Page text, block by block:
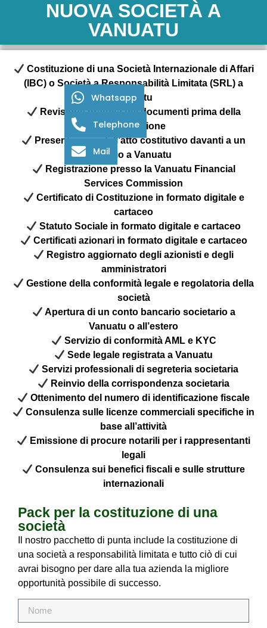
NUOVA SOCIETÀ A
VANUATU
Costituzione di una Società Internazionale di Affari
(IBC) o Società a Responsabilità Limitata (SRL) a
Vanuatu
Revisione gratuita dei documenti prima della
presentazione
Presentazione dell’atto costitutivo davanti a un
notaio a Vanuatu
Registrazione presso la Vanuatu Financial
Services Commission
Certificato di Costituzione in formato digitale e
cartaceo
Statuto Sociale in formato digitale e cartaceo
Certificati azionari in formato digitale e cartaceo
Registro aggiornato degli azionisti e degli
amministratori
Gestione della conformità legale e regolatoria della
società
Apertura di un conto bancario societario a
Vanuatu o all’estero
Servizio di conformità AML e KYC
Sede legale registrata a Vanuatu
Servizi professionali di segreteria societaria
Reinvio della corrispondenza societaria
Ottenimento del numero di identificazione fiscale
Consulenza sulle licenze commerciali specifiche in
base all’attività
Emissione di procure notarili per i rappresentanti
legali
Consulenza sui benefici fiscali e sulle strutture
internazionali
Pack per la costituzione di una
società
Il nostro pacchetto di punta include la costituzione di
una società a responsabilità limitata e tutto ciò di cui
avrai bisogno per dare alla tua azienda la migliore
opportunità possibile di successo.
Whatsapp
Telephone
Mail